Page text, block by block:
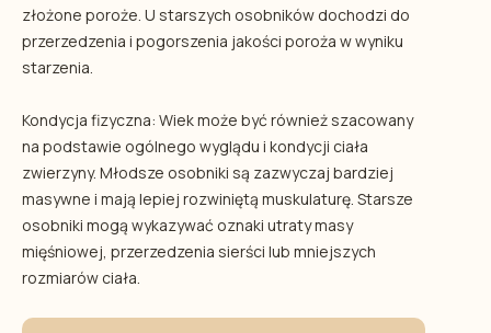
złożone poroże. U starszych osobników dochodzi do
przerzedzenia i pogorszenia jakości poroża w wyniku
starzenia.
Kondycja fizyczna: Wiek może być również szacowany
na podstawie ogólnego wyglądu i kondycji ciała
zwierzyny. Młodsze osobniki są zazwyczaj bardziej
masywne i mają lepiej rozwiniętą muskulaturę. Starsze
osobniki mogą wykazywać oznaki utraty masy
mięśniowej, przerzedzenia sierści lub mniejszych
rozmiarów ciała.